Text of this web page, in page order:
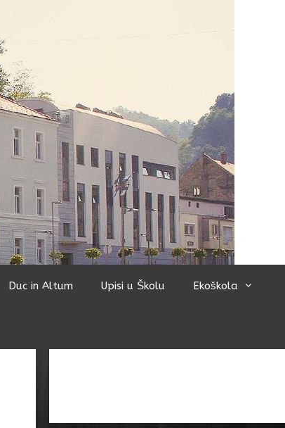
Duc in Altum Upisi u Školu Ekoškola